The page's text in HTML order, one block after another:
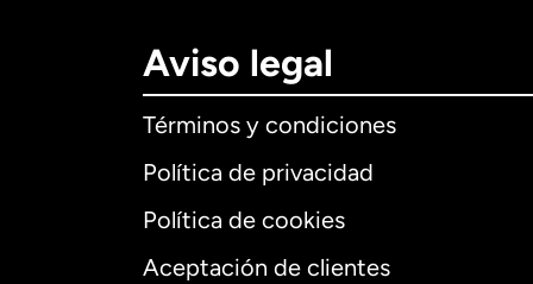
Aviso legal
Términos y condiciones
Política de privacidad
Política de cookies
Aceptación de clientes